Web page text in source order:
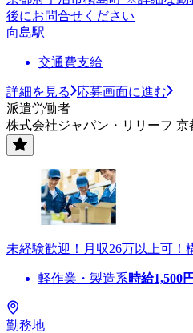
後にお問合せください
向島駅
交通費支給
詳細を見る
応募画面に進む
派遣労働者
株式会社ジャパン・リリーフ 京
未経験歓迎！月収26万以上可！
軽作業・製造系時給1,500
勤務地